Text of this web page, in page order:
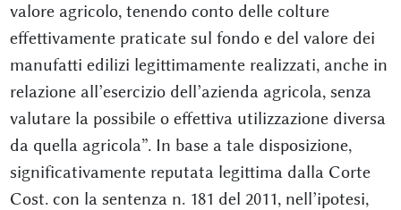
valore agricolo, tenendo conto delle colture
effettivamente praticate sul fondo e del valore dei
manufatti edilizi legittimamente realizzati, anche in
relazione all’esercizio dell’azienda agricola, senza
valutare la possibile o effettiva utilizzazione diversa
da quella agricola”. In base a tale disposizione,
significativamente reputata legittima dalla Corte
Cost. con la sentenza n. 181 del 2011, nell’ipotesi,